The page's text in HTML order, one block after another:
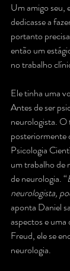
Um amigo seu,
dedicasse a
portanto
então um
no trabalho
Ele tinha uma
Antes de ser
neurologista.
posteriormente
Psicologia
um trabalho de
de neurologia. “
neurologista,
aponta Daniel
aspectos e
Freud, ele se
neurologia.